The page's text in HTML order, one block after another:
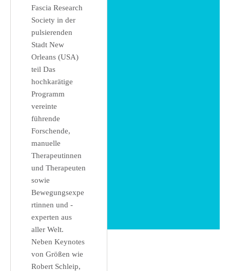
Fascia Research
Society in der
pulsierenden
Stadt New
Orleans (USA)
teil Das
hochkarätige
Programm
vereinte
führende
Forschende,
manuelle
Therapeutinnen
und Therapeuten
sowie
Bewegungsexpe
rtinnen und -
experten aus
aller Welt.
Neben Keynotes
von Größen wie
Robert Schleip,